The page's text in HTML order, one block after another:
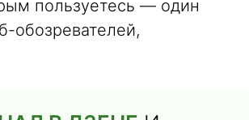
пользуетесь — один
обозревателей,